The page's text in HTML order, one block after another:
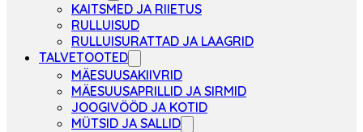
KAITSMED JA RIIETUS
RULLUISUD
RULLUISURATTAD JA LAAGRID
TALVETOOTED
MÄESUUSAKIIVRID
MÄESUUSAPRILLID JA SIRMID
JOOGIVÖÖD JA KOTID
MÜTSID JA SALLID